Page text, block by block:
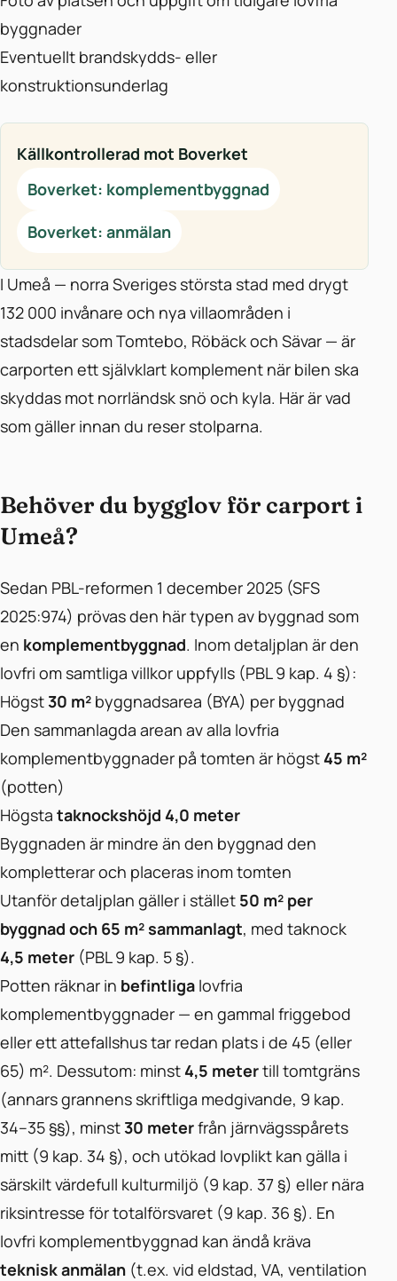
byggnader
Eventuellt brandskydds- eller
konstruktionsunderlag
Källkontrollerad mot Boverket
Boverket: komplementbyggnad
Boverket: anmälan
I Umeå — norra Sveriges största stad med drygt
132 000 invånare och nya villaområden i
stadsdelar som Tomtebo, Röbäck och Sävar — är
carporten ett självklart komplement när bilen ska
skyddas mot norrländsk snö och kyla. Här är vad
som gäller innan du reser stolparna.
Behöver du bygglov för carport i
Umeå?
Sedan PBL-reformen 1 december 2025 (SFS
2025:974) prövas den här typen av byggnad som
en komplementbyggnad. Inom detaljplan är den
lovfri om samtliga villkor uppfylls (PBL 9 kap. 4 §):
Högst30 m² byggnadsarea (BYA) per byggnad
Den sammanlagda arean av alla lovfria
komplementbyggnader på tomten är högst 45 m²
(potten)
Högsta taknockshöjd 4,0 meter
Byggnaden är mindre än den byggnad den
kompletterar och placeras inom tomten
Utanför detaljplan gäller i stället 50 m² per
byggnad och 65 m² sammanlagt, med taknock
4,5 meter (PBL 9 kap. 5 §).
Potten räknar in befintliga lovfria
komplementbyggnader — en gammal friggebod
eller ett attefallshus tar redan plats i de 45 (eller
65) m². Dessutom: minst 4,5 metertill tomtgräns
(annars grannens skriftliga medgivande, 9 kap.
34–35 §§), minst30 meterfrån järnvägsspårets
mitt (9 kap. 34 §), och utökad lovplikt kan gälla i
särskilt värdefull kulturmiljö (9 kap. 37 §) eller nära
riksintresse för totalförsvaret (9 kap. 36 §). En
lovfri komplementbyggnad kan ändå kräva
teknisk anmälan (t.ex. vid eldstad, VA, ventilation